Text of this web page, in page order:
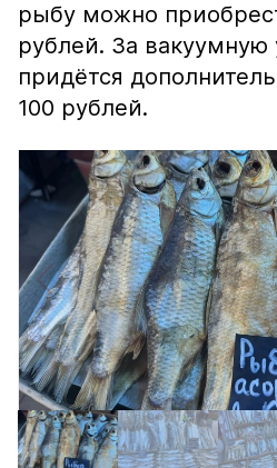
рыбу можно
рублей. За вакуумную
придётся
100 рублей.